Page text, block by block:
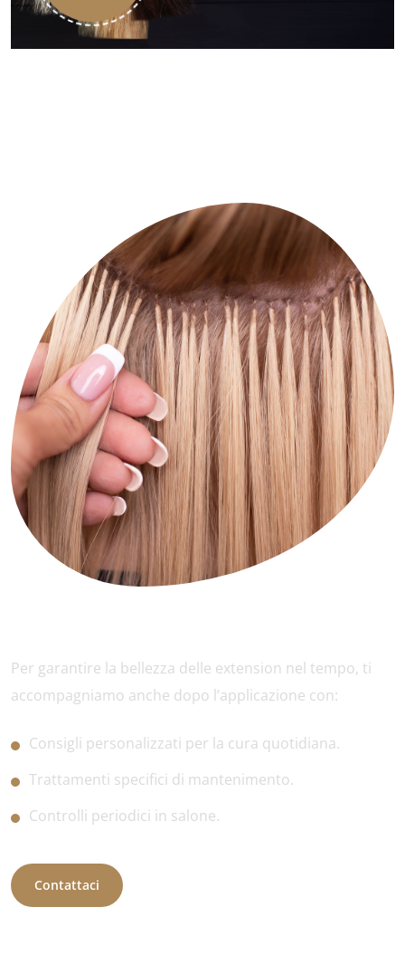
Per garantire la bellezza delle extension nel tempo, ti
accompagniamo anche dopo l’applicazione con:
Consigli personalizzati per la cura quotidiana.
Trattamenti specifici di mantenimento.
Controlli periodici in salone.
Contattaci